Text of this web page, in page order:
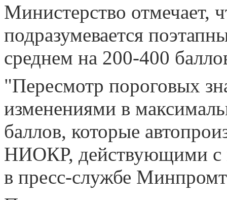
Министерство отмечает,
подразумевается
среднем на 200-400
"Пересмотр пороговых
изменениями в
баллов, которые
НИОКР, действующими с
в пресс-службе